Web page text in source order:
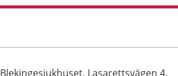
Blekingesjukhuset, Lasarettsvägen 4,